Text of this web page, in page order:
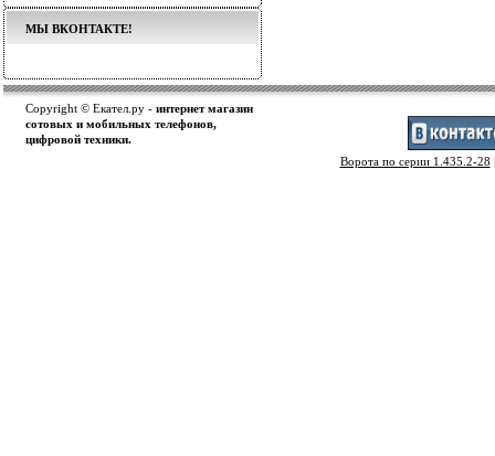
МЫ ВКОНТАКТЕ!
Copyright © Екател.ру - интернет магазин
сотовых и мобильных телефонов,
цифровой техники.
Ворота по серии 1.435.2-28